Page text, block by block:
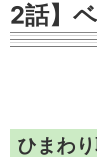
2話】
ひまわ